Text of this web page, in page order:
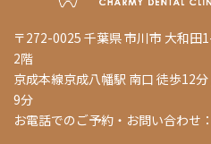
〒272-0025 千葉県 市川市 大和
2階
京成本線京成八幡駅 南口 徒歩12
9分
お電話でのご予約・お問い合わせ